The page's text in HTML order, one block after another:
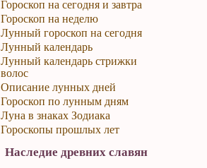
Гороскоп на сегодня и завтра
Гороскоп на неделю
Лунный гороскоп на сегодня
Лунный календарь
Лунный календарь стрижки
волос
Описание лунных дней
Гороскоп по лунным дням
Луна в знаках Зодиака
Гороскопы прошлых лет
Наследие древних славян